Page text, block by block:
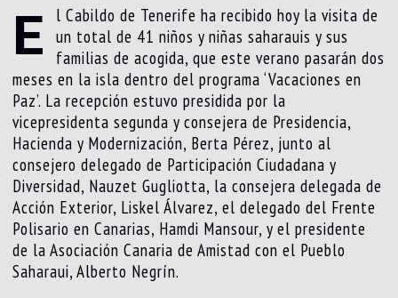
E
l Cabildo de Tenerife ha recibido hoy la visita de
un total de 41 niños y niñas saharauis y sus
familias de acogida, que este verano pasarán dos
meses en la isla dentro del programa ‘Vacaciones en
Paz’. La recepción estuvo presidida por la
vicepresidenta segunda y consejera de Presidencia,
Hacienda y Modernización, Berta Pérez, junto al
consejero delegado de Participación Ciudadana y
Diversidad, Nauzet Gugliotta, la consejera delegada de
Acción Exterior, Liskel Álvarez, el delegado del Frente
Polisario en Canarias, Hamdi Mansour, y el presidente
de la Asociación Canaria de Amistad con el Pueblo
Saharaui, Alberto Negrín.